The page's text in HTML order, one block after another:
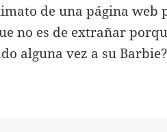
de una página web
no es de extrañar
alguna vez a su Barbie?